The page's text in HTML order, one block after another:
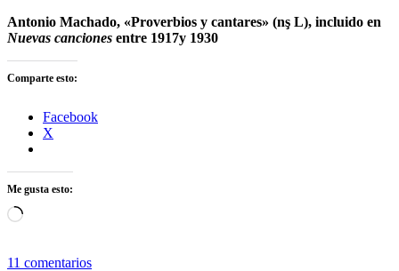
Antonio Machado, «Proverbios y cantares» (nş L), incluido en
Nuevas canciones entre 1917y 1930
Comparte esto:
Facebook
X
Me gusta esto:
Cargando...
11 comentarios